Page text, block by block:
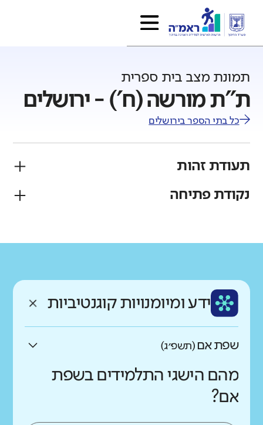
תמונת מצב בית ספרית
ת"ת מורשה (ח') - ירושלים
כל בתי הספר בירושלים
תעודת זהות
פיקוח
עברית ותיק
נקודת פתיחה
רקע חברתי כלכלי
נמוך ידע ומיומנויות קוגנטיביות
שפת אם(תשפ״ג)
מהם הישגי התלמידים בשפת
אם?